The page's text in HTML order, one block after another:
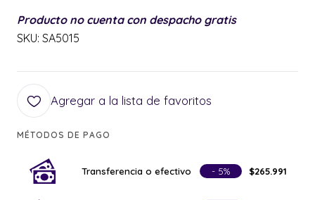
Producto no cuenta con despacho gratis
SKU: SA5015
Agregar a la lista de favoritos
MÉTODOS DE PAGO
Transferencia o efectivo - 5% $265.991